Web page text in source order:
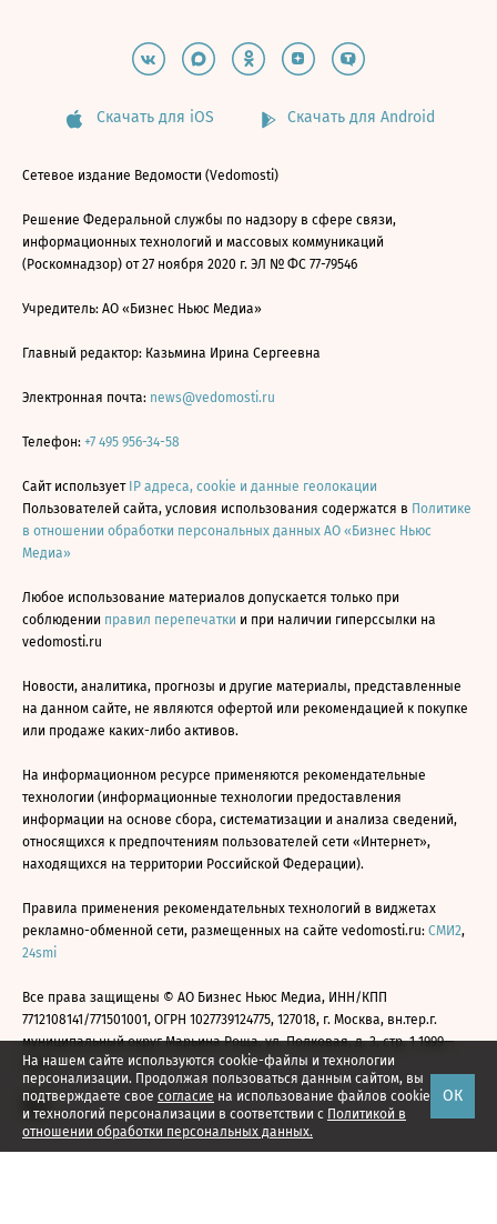
На нашем сайте используются cookie-файлы и технологии
персонализации. Продолжая пользоваться данным сайтом, вы
подтверждаете свое согласие на использование файлов cookie
и технологий персонализации в соответствии с Политикой в
отношении обработки персональных данных.
ОК
Скачать для iOS Скачать для Android
Сетевое издание Ведомости (Vedomosti)
Решение Федеральной службы по надзору в сфере связи,
информационных технологий и массовых коммуникаций
(Роскомнадзор) от 27 ноября 2020 г. ЭЛ № ФС 77-79546
Учредитель: АО «Бизнес Ньюс Медиа»
Главный редактор: Казьмина Ирина Сергеевна
Электронная почта: news@vedomosti.ru
Телефон: +7 495 956-34-58
Сайт использует IP адреса, cookie и данные геолокации
Пользователей сайта, условия использования содержатся в Политике
в отношении обработки персональных данных АО «Бизнес Ньюс
Медиа»
Любое использование материалов допускается только при
соблюдении правил перепечатки и при наличии гиперссылки на
vedomosti.ru
Новости, аналитика, прогнозы и другие материалы, представленные
на данном сайте, не являются офертой или рекомендацией к покупке
или продаже каких-либо активов.
На информационном ресурсе применяются рекомендательные
технологии (информационные технологии предоставления
информации на основе сбора, систематизации и анализа сведений,
относящихся к предпочтениям пользователей сети «Интернет»,
находящихся на территории Российской Федерации).
Правила применения рекомендательных технологий в виджетах
рекламно-обменной сети, размещенных на сайте vedomosti.ru: СМИ2,
24smi
Все права защищены © АО Бизнес Ньюс Медиа, ИНН/КПП
7712108141/771501001, ОГРН 1027739124775, 127018, г. Москва, вн.тер.г.
муниципальный округ Марьина Роща, ул. Полковая, д. 3, стр. 1 1999—
2026